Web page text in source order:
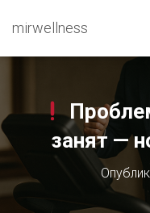
mirwellness
занят —